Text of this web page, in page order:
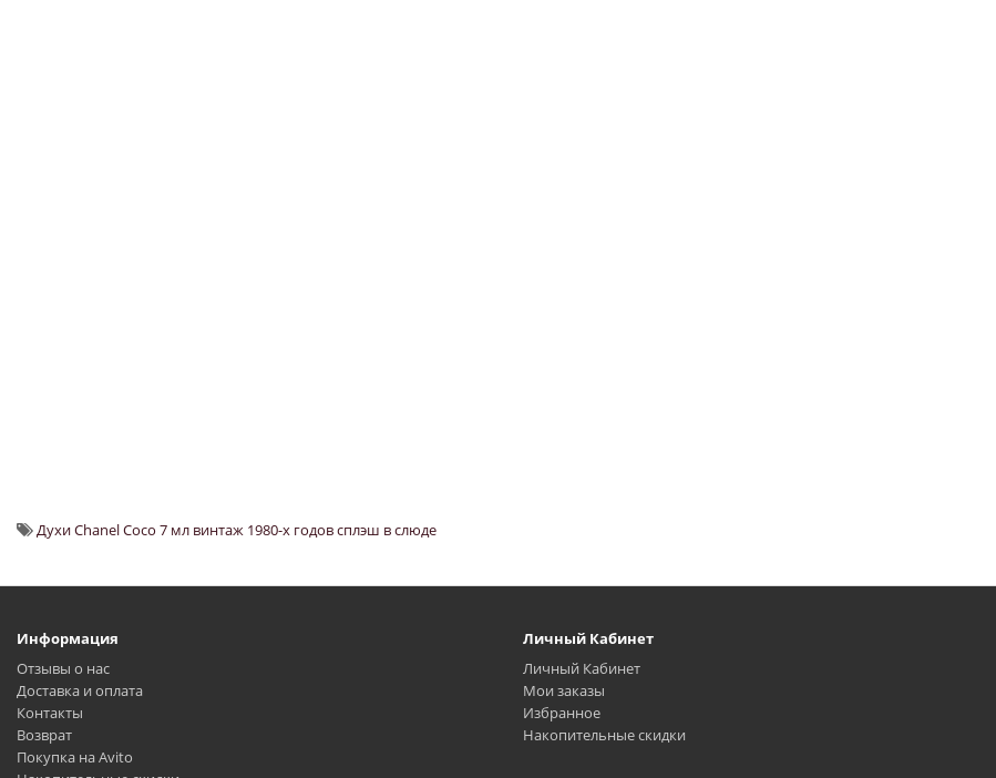
Духи Chanel Coco 7 мл винтаж 1980-х годов сплэш в слюде
Информация
Отзывы о нас
Доставка и оплата
Контакты
Возврат
Покупка на Avito
Личный Кабинет
Личный Кабинет
Мои заказы
Избранное
Накопительные скидки